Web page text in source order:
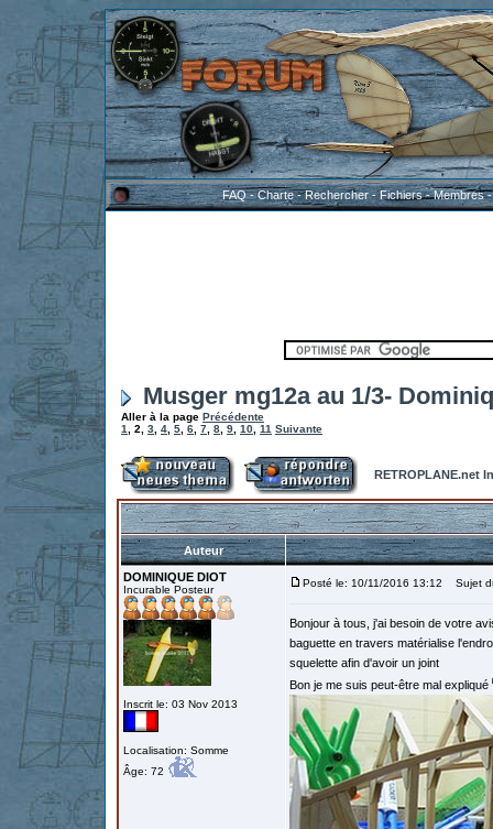
FAQ-Charte-Rechercher-Fichiers-Membres
Musger mg12a au 1/3-
Aller à la page Précédente
1
2 3 4 5 6 7 8 9 10 11 Suivante
RETROPLANE.net
Auteur
DOMINIQUE DIOT
Incurable Posteur
Inscrit le: 03 Nov 2013
Localisation: Somme
Âge: 72
Posté le: 10/11/2016 13:12 Sujet
Bonjour à tous, j'ai besoin de votre
baguette en travers matérialise
squelette afin d'avoir un joint
Bon je me suis peut-être mal expliqué